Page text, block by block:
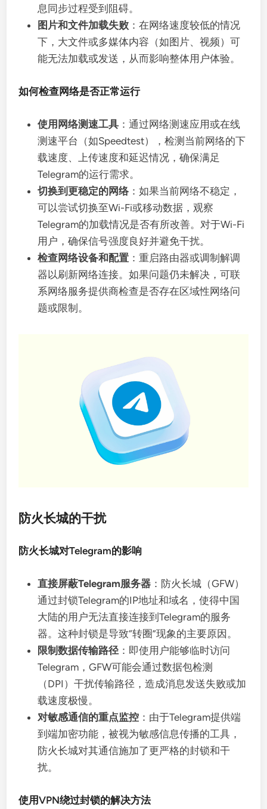
息同步过程受到阻碍。
图片和文件加载失败 ：在网络速度较低的情况
下，大文件或多媒体内容（如图片、视频）可
能无法加载或发送，从而影响整体用户体验。
如何检查网络是否正常运行
使用网络测速工具 ：通过网络测速应用或在线
测速平台（如Speedtest），检测当前网络的下
载速度、上传速度和延迟情况，确保满足
Telegram的运行需求。
切换到更稳定的网络 ：如果当前网络不稳定，
可以尝试切换至Wi-Fi或移动数据，观察
Telegram的加载情况是否有所改善。对于Wi-Fi
用户，确保信号强度良好并避免干扰。
检查网络设备和配置 ：重启路由器或调制解调
器以刷新网络连接。如果问题仍未解决，可联
系网络服务提供商检查是否存在区域性网络问
题或限制。
防火长城的干扰
防火长城对Telegram的影响
直接屏蔽Telegram服务器 ：防火长城（GFW）
通过封锁Telegram的IP地址和域名，使得中国
大陆的用户无法直接连接到Telegram的服务
器。这种封锁是导致“转圈”现象的主要原因。
限制数据传输路径：即使用户能够临时访问
Telegram，GFW可能会通过数据包检测
（DPI）干扰传输路径，造成消息发送失败或加
载速度极慢。
对敏感通信的重点监控 ：由于Telegram提供端
到端加密功能，被视为敏感信息传播的工具，
防火长城对其通信施加了更严格的封锁和干
扰。
使用VPN绕过封锁的解决方法